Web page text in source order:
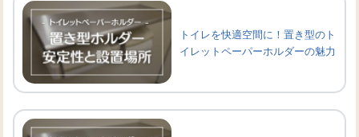
トイレを快適空間に！置き型のト
イレットペーパーホルダーの魅力